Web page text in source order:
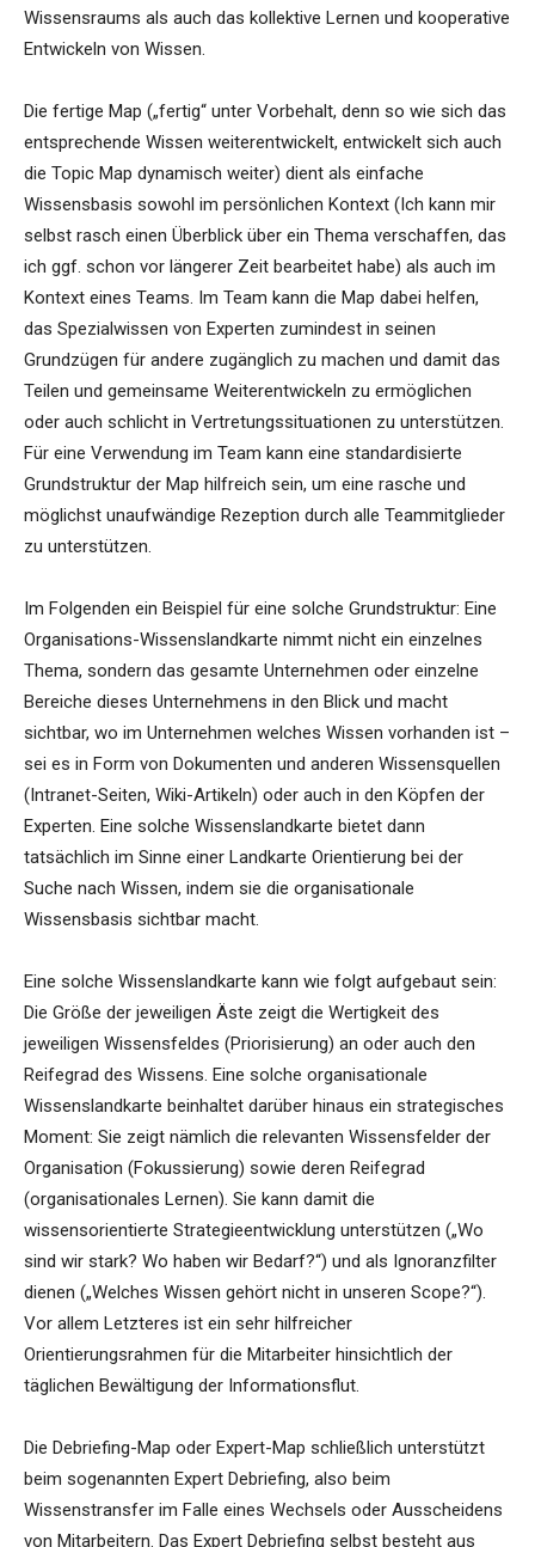
Wissensraums als auch das kollektive Lernen und kooperative
Entwickeln von Wissen.
Die fertige Map („fertig“ unter Vorbehalt, denn so wie sich das
entsprechende Wissen weiterentwickelt, entwickelt sich auch
die Topic Map dynamisch weiter) dient als einfache
Wissensbasis sowohl im persönlichen Kontext (Ich kann mir
selbst rasch einen Überblick über ein Thema verschaffen, das
ich ggf. schon vor längerer Zeit bearbeitet habe) als auch im
Kontext eines Teams. Im Team kann die Map dabei helfen,
das Spezialwissen von Experten zumindest in seinen
Grundzügen für andere zugänglich zu machen und damit das
Teilen und gemeinsame Weiterentwickeln zu ermöglichen
oder auch schlicht in Vertretungssituationen zu unterstützen.
Für eine Verwendung im Team kann eine standardisierte
Grundstruktur der Map hilfreich sein, um eine rasche und
möglichst unaufwändige Rezeption durch alle Teammitglieder
zu unterstützen.
Im Folgenden ein Beispiel für eine solche Grundstruktur: Eine
Organisations-Wissenslandkarte nimmt nicht ein einzelnes
Thema, sondern das gesamte Unternehmen oder einzelne
Bereiche dieses Unternehmens in den Blick und macht
sichtbar, wo im Unternehmen welches Wissen vorhanden ist –
sei es in Form von Dokumenten und anderen Wissensquellen
(Intranet-Seiten, Wiki-Artikeln) oder auch in den Köpfen der
Experten. Eine solche Wissenslandkarte bietet dann
tatsächlich im Sinne einer Landkarte Orientierung bei der
Suche nach Wissen, indem sie die organisationale
Wissensbasis sichtbar macht.
Eine solche Wissenslandkarte kann wie folgt aufgebaut sein:
Die Größe der jeweiligen Äste zeigt die Wertigkeit des
jeweiligen Wissensfeldes (Priorisierung) an oder auch den
Reifegrad des Wissens. Eine solche organisationale
Wissenslandkarte beinhaltet darüber hinaus ein strategisches
Moment: Sie zeigt nämlich die relevanten Wissensfelder der
Organisation (Fokussierung) sowie deren Reifegrad
(organisationales Lernen). Sie kann damit die
wissensorientierte Strategieentwicklung unterstützen („Wo
sind wir stark? Wo haben wir Bedarf?“) und als Ignoranzfilter
dienen („Welches Wissen gehört nicht in unseren Scope?“).
Vor allem Letzteres ist ein sehr hilfreicher
Orientierungsrahmen für die Mitarbeiter hinsichtlich der
täglichen Bewältigung der Informationsflut.
Die Debriefing-Map oder Expert-Map schließlich unterstützt
beim sogenannten Expert Debriefing, also beim
Wissenstransfer im Falle eines Wechsels oder Ausscheidens
von Mitarbeitern. Das Expert Debriefing selbst besteht aus